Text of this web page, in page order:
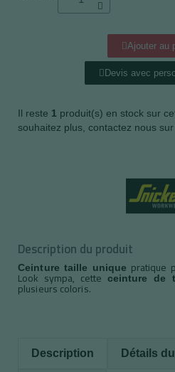
Ajouter au
Devis avec
Il reste 1 produit(s) en stock sur
souhaitez plus, contactez nous
Description du produit
Ceinture taille unique pratique
Look sympa, cette ceinture de
plusieurs coloris.
Description Détails